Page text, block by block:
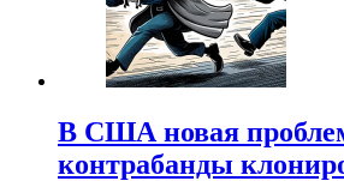
В США новая
контрабанды